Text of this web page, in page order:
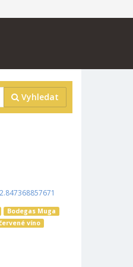
Vyhledat
Bodegas Muga
víno